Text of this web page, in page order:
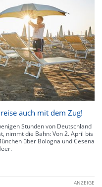
auch mit dem Zug!
Stunden von Deutschland
nimmt die Bahn: Von 2. April bis
über Bologna und Cesena
ANZEIGE